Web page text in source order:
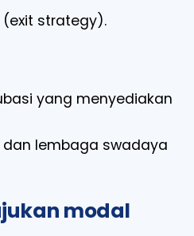
strategy).
yang menyediakan
dan lembaga swadaya
modal